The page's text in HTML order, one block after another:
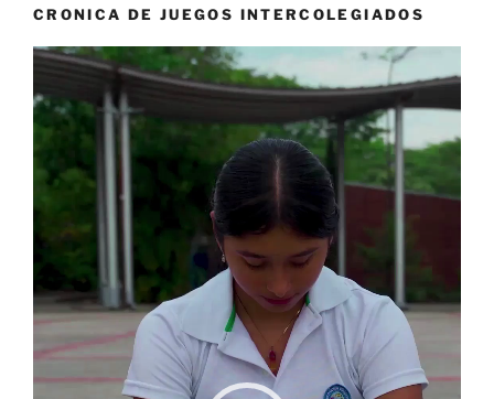
CRONICA DE JUEGOS INTERCOLEGIADOS
Reproductor
vídeo